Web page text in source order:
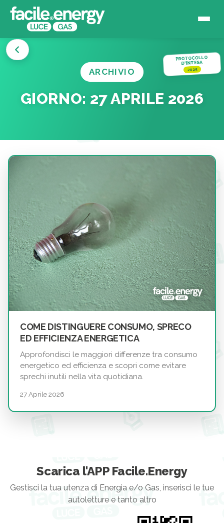
PROTOCOLLO
D'INTESA
2025
ARCHIVIO
GIORNO: 27 APRILE 2026
COME DISTINGUERE CONSUMO, SPRECO
ED EFFICIENZA ENERGETICA
Approfondisci le maggiori differenze tra consumo
energetico ed efficienza e scopri come evitare
sprechi inutili nella vita quotidiana.
27 Aprile 2026
Scarica l'APP Facile.Energy
Gestisci la tua utenza di Energia e/o Gas, inserisci le tue
autoletture e tanto altro